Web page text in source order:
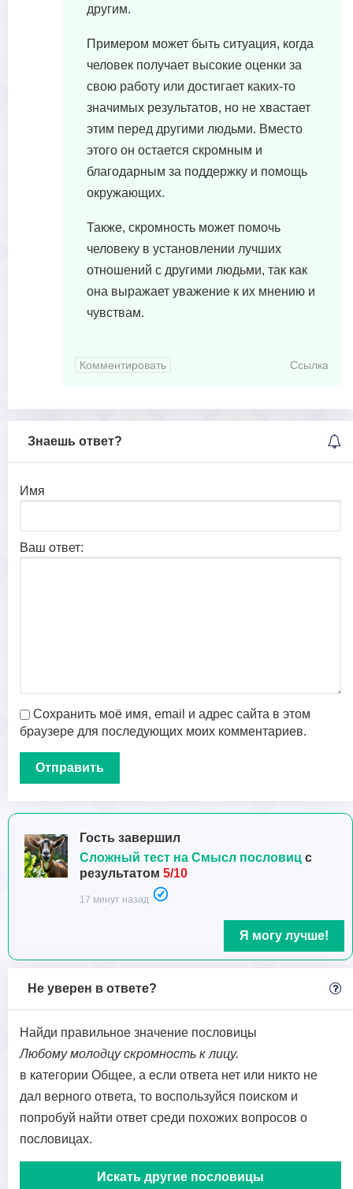
другим.
Примером может быть ситуация, когда
человек получает высокие оценки за
свою работу или достигает каких-то
значимых результатов, но не хвастает
этим перед другими людьми. Вместо
этого он остается скромным и
благодарным за поддержку и помощь
окружающих.
Также, скромность может помочь
человеку в установлении лучших
отношений с другими людьми, так как
она выражает уважение к их мнению и
чувствам.
Комментировать Ссылка
Знаешь ответ?
Имя
Ваш ответ:
Сохранить моё имя, email и адрес сайта в этом
браузере для последующих моих комментариев.
Гость завершил
Сложный тест на Смысл пословиц с
результатом 5/10
17 минут назад
Я могу лучше!
Не уверен в ответе?
Найди правильное значение пословицы
Любому молодцу скромность к лицу.
в категории Общее, а если ответа нет или никто не
дал верного ответа, то воспользуйся поиском и
попробуй найти ответ среди похожих вопросов о
пословицах.
Искать другие пословицы